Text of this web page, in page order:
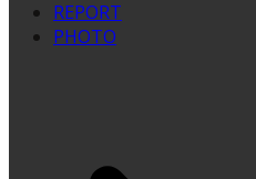
REPORT
PHOTO